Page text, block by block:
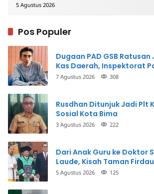
5 Agustus 2026
Pos Populer
Dugaan PAD GSB
Kas Daerah, Inspektorat
Terkait
7 Agustus 2026 308
Rusdhan Ditunjuk Jadi Plt
Sosial Kota Bima
3 Agustus 2026 222
Dari Anak Guru ke Doktor
Laude, Kisah Taman
5 Agustus 2026 125